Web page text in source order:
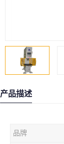
产品描述
品牌